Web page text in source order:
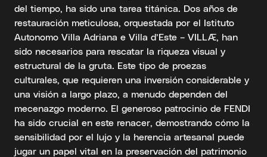
del tiempo, ha sido una tarea titánica. Dos años de
restauración meticulosa, orquestada por el Istituto
Autonomo Villa Adriana e Villa d’Este – VILLÆ, han
sido necesarios para rescatar la riqueza visual y
estructural de la gruta. Este tipo de proezas
culturales, que requieren una inversión considerable y
una visión a largo plazo, a menudo dependen del
mecenazgo moderno. El generoso patrocinio de FENDI
ha sido crucial en este renacer, demostrando cómo la
sensibilidad por el lujo y la herencia artesanal puede
jugar un papel vital en la preservación del patrimonio